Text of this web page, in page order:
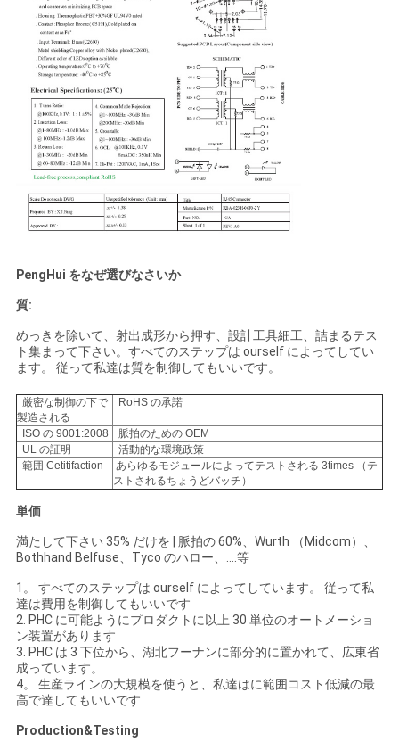
PengHui をなぜ選びなさいか
質:
めっきを除いて、射出成形から押す、設計工具細工、詰まるテス
ト集まって下さい。すべてのステップは ourself によってしてい
ます。 従って私達は質を制御してもいいです。
厳密な制御の下で
製造される
RoHS の承諾
ISO の 9001:2008
脈拍のための OEM
UL の証明
活動的な環境政策
範囲 Cetitifaction
あらゆるモジュールによってテストされる 3times （テ
ストされるちょうどバッチ）
単価
満たして下さい 35% だけを | 脈拍の 60%、Wurth （Midcom）、
Bothhand Belfuse、Tyco のハロー、….等
1。 すべてのステップは ourself によってしています。 従って私
達は費用を制御してもいいです
2. PHC に可能ようにプロダクトに以上 30 単位のオートメーショ
ン装置があります
3. PHC は 3 下位から、湖北フーナンに部分的に置かれて、広東省
成っています。
4。 生産ラインの大規模を使うと、私達はに範囲コスト低減の最
高で達してもいいです
Production&Testing